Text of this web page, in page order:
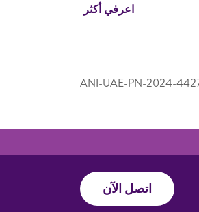
اعرفي أكثر
ANI-UAE-PN-2024-
اتصل الآن